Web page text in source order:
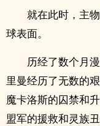
就在此时，主
球表面。
历经了数个月
里曼经历了无数的
魔卡洛斯的囚禁和
盟军的援救和灵族